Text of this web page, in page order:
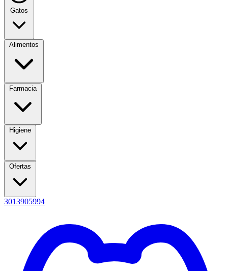
Gatos
Alimentos
Farmacia
Higiene
Ofertas
3013905994